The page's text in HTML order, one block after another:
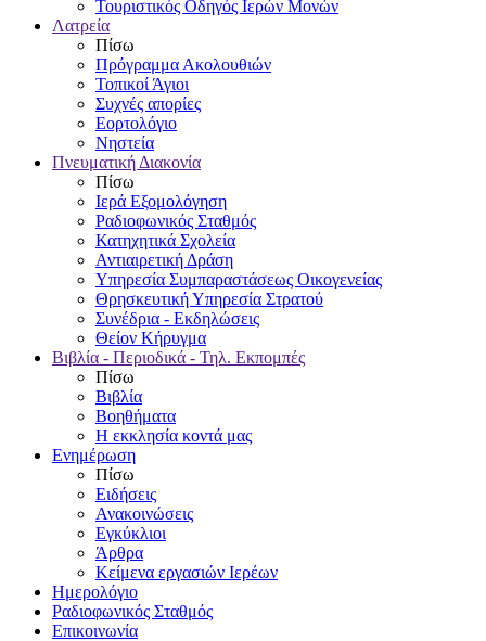
Τουριστικός Οδηγός Ιερών Μονών
Λατρεία
Πίσω
Πρόγραμμα Ακολουθιών
Τοπικοί Άγιοι
Συχνές απορίες
Εορτολόγιο
Νηστεία
Πνευματική Διακονία
Πίσω
Ιερά Εξομολόγηση
Ραδιοφωνικός Σταθμός
Κατηχητικά Σχολεία
Αντιαιρετική Δράση
Υπηρεσία Συμπαραστάσεως Οικογενείας
Θρησκευτική Υπηρεσία Στρατού
Συνέδρια - Εκδηλώσεις
Θείον Κήρυγμα
Βιβλία - Περιοδικά - Τηλ. Εκπομπές
Πίσω
Βιβλία
Βοηθήματα
Η εκκλησία κοντά μας
Ενημέρωση
Πίσω
Ειδήσεις
Ανακοινώσεις
Εγκύκλιοι
Άρθρα
Κείμενα εργασιών Ιερέων
Ημερολόγιο
Ραδιοφωνικός Σταθμός
Επικοινωνία